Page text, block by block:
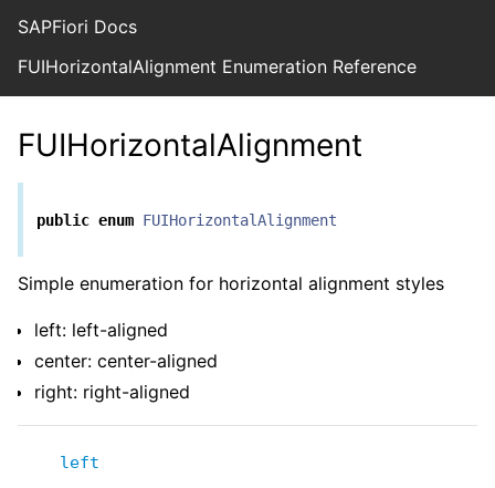
SAPFiori Docs
FUIHorizontalAlignment Enumeration Reference
FUIHorizontalAlignment
public enum FUIHorizontalAlignment
Simple enumeration for horizontal alignment styles
left: left-aligned
center: center-aligned
right: right-aligned
left